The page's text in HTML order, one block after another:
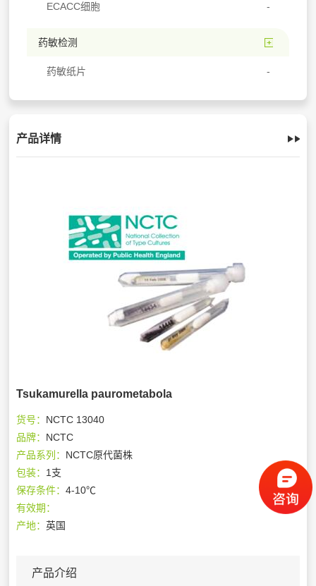
ECACC细胞
药敏检测
药敏纸片
产品详情
Tsukamurella paurometabola
货号： NCTC 13040
品牌： NCTC
产品系列： NCTC原代菌株
包装： 1支
保存条件：4-10℃
有效期：
产地：英国
产品介绍